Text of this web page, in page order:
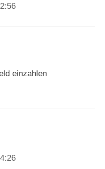
einzahlen